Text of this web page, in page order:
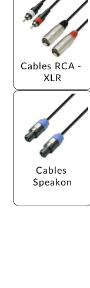
Cables RCA -
XLR
Cables
Speakon